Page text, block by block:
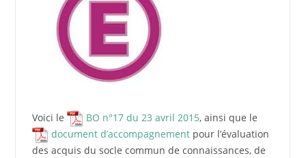
Voici le BO n°17 du 23 avril 2015, ainsi que le
document d’accompagnementpour l’évaluation
des acquis du socle commun de connaissances, de